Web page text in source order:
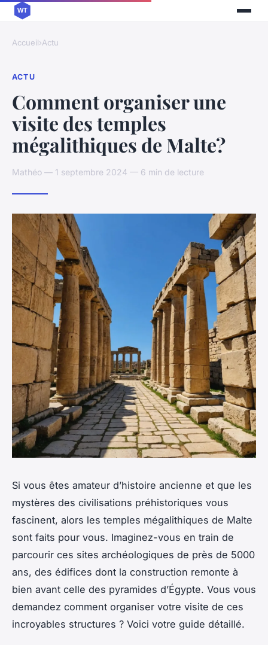
Accueil›Actu
ACTU
Comment organiser une
visite des temples
mégalithiques de Malte?
Mathéo — 1 septembre 2024 — 6 min de lecture
Si vous êtes amateur d’histoire ancienne et que les
mystères des civilisations préhistoriques vous
fascinent, alors les temples mégalithiques de Malte
sont faits pour vous. Imaginez-vous en train de
parcourir ces sites archéologiques de près de 5000
ans, des édifices dont la construction remonte à
bien avant celle des pyramides d’Égypte. Vous vous
demandez comment organiser votre visite de ces
incroyables structures ? Voici votre guide détaillé.